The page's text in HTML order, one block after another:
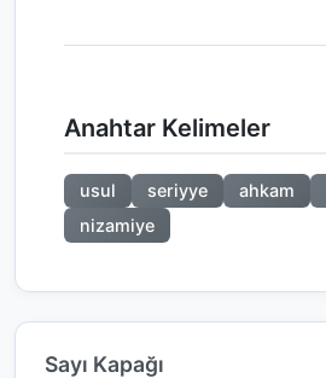
Anahtar Kelimeler
usul seriyye ahkam
nizamiye
Sayı Kapağı